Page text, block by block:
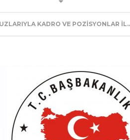
KADRO VE POZİSYONLAR